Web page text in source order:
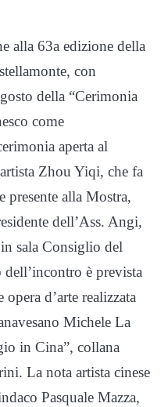
alla 63a edizione della
con
della “Cerimonia
come
aperta al
Zhou Yiqi, che fa
presente alla Mostra,
dell’Ass. Angi,
sala Consiglio del
è prevista
d’arte realizzata
Michele La
in Cina”, collana
La nota artista cinese
Pasquale Mazza,